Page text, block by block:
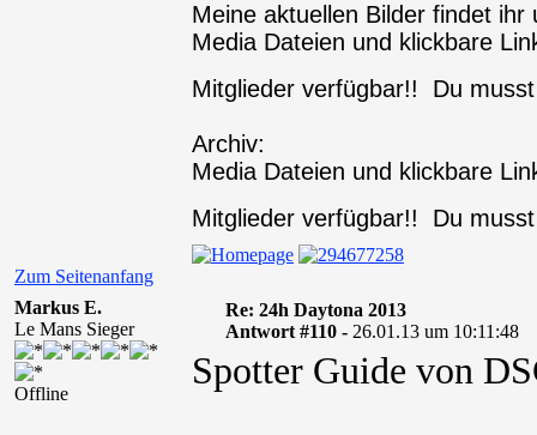
Zum Seitenanfang
Meine aktuellen Bilder findet ihr
Media Dateien und klickbare
Mitglieder verfügbar!! Du
Archiv:
Media Dateien und klickbare
Mitglieder verfügbar!! Du
Markus E.
Le Mans Sieger
Offline
Re: 24h Daytona 2013
Antwort #110 - 26.01.13 um 10:11:48
Spotter Guide von